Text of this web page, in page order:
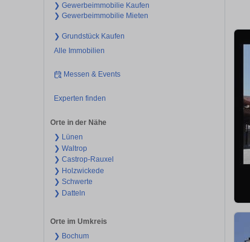
❯ Gewerbeimmobilie Kaufen
❯ Gewerbeimmobilie Mieten
❯ Grundstück Kaufen
Alle Immobilien
Messen & Events
Experten finden
Orte in der Nähe
❯ Lünen
❯ Waltrop
❯ Castrop-Rauxel
❯ Holzwickede
❯ Schwerte
❯ Datteln
Orte im Umkreis
❯ Bochum